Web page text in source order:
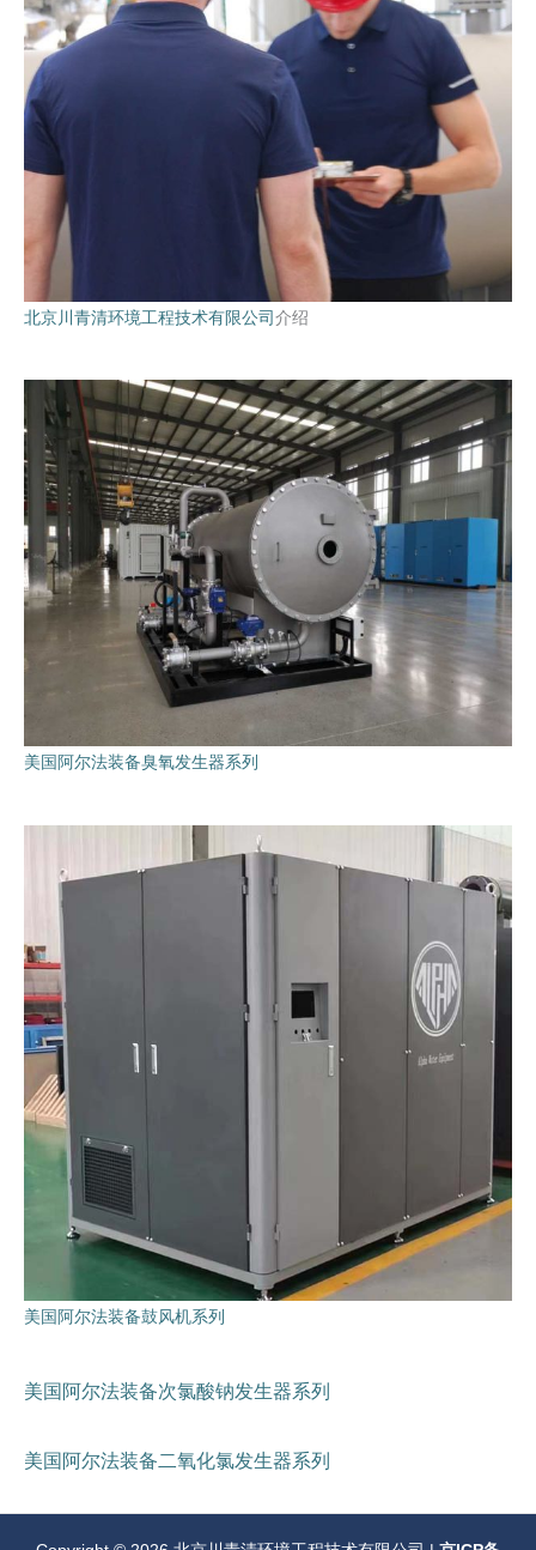
北京川青清环境工程技术有限公司 介绍
美国阿尔法装备臭氧发生器系列
美国阿尔法装备鼓风机系列
美国阿尔法装备次氯酸钠发生器系列
美国阿尔法装备二氧化氯发生器系列